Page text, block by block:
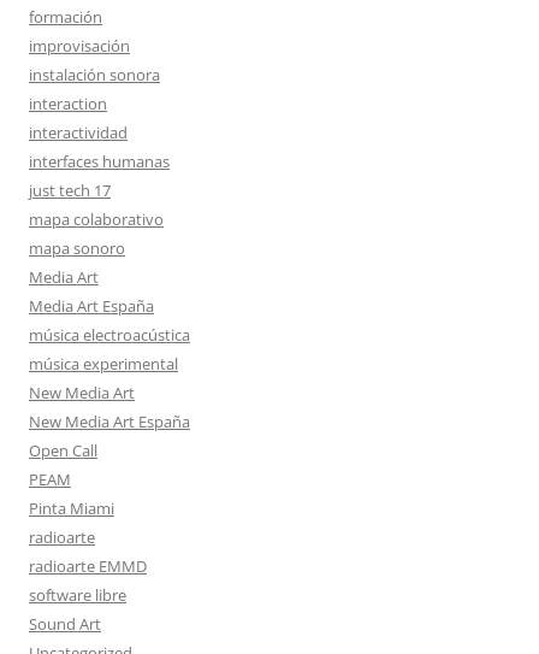
formación
improvisación
instalación sonora
interaction
interactividad
interfaces humanas
just tech 17
mapa colaborativo
mapa sonoro
Media Art
Media Art España
música electroacústica
música experimental
New Media Art
New Media Art España
Open Call
PEAM
Pinta Miami
radioarte
radioarte EMMD
software libre
Sound Art